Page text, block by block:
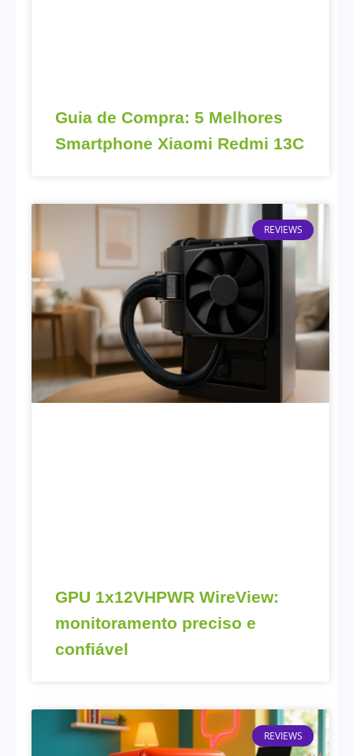
Guia de Compra: 5 Melhores
Smartphone Xiaomi Redmi 13C
REVIEWS
GPU 1x12VHPWR WireView:
monitoramento preciso e
confiável
REVIEWS